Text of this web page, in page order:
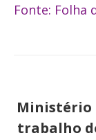
Fonte: Folha
de
post:
Ministério
trabalho